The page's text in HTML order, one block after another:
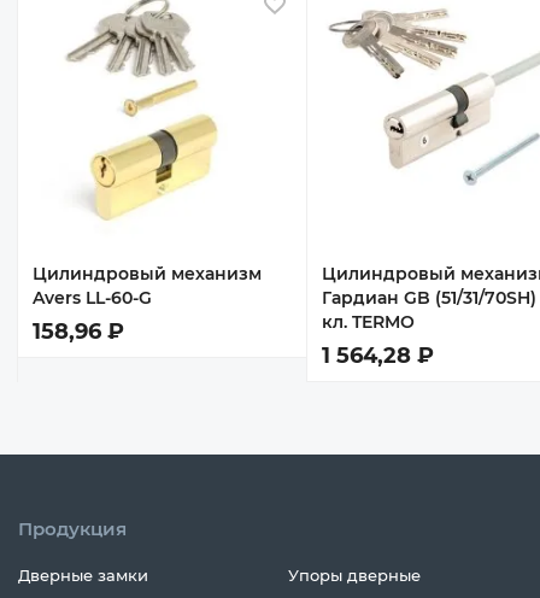
Цилиндровый механизм
Avers LL-60-G
158,96 ₽
В избранное
Цилиндровый
Гардиан GB (51/31/
кл. TERMО
1 564,28 ₽
Продукция
Дверные замки
Упоры дверные